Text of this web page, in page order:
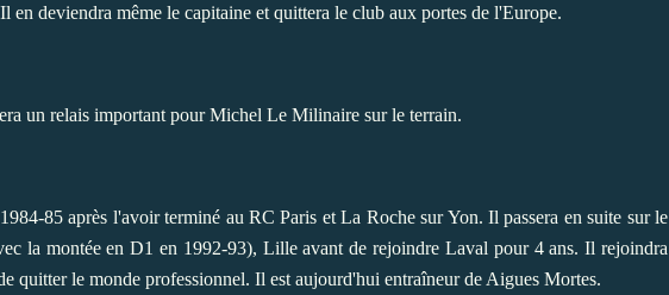
en deviendra même le capitaine et quittera le club aux portes de l'Europe.
un relais important pour Michel Le Milinaire sur le terrain.
85 après l'avoir terminé au RC Paris et La Roche sur Yon. Il passera en suite sur le
la montée en D1 en 1992-93), Lille avant de rejoindre Laval pour 4 ans. Il rejoindra
quitter le monde professionnel. Il est aujourd'hui entraîneur de Aigues Mortes.